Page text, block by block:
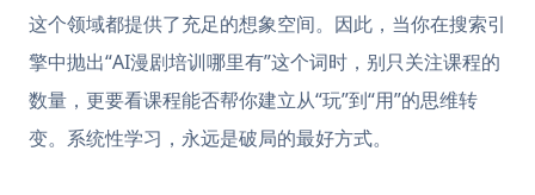
这个领域都提供了充足的想象空间。因此，当你在搜索引
擎中抛出“AI漫剧培训哪里有”这个词时，别只关注课程的
数量，更要看课程能否帮你建立从“玩”到“用”的思维转
变。系统性学习，永远是破局的最好方式。